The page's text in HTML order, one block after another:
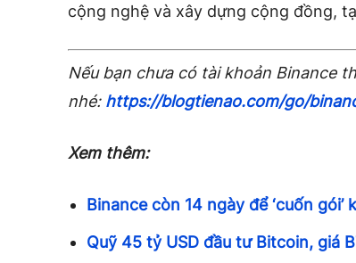
cộng nghệ và xây dựng cộng đồng,
Nếu bạn chưa có tài khoản Binance
nhé: https://blogtienao.com/go/
Xem thêm:
Binance còn 14 ngày để ‘cuốn gói’
Quỹ 45 tỷ USD đầu tư Bitcoin, giá